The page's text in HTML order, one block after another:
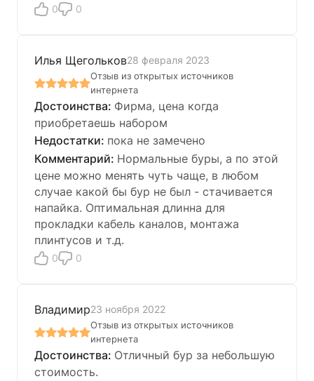
0 0
Илья Щегольков28 февраля 2023
Отзыв из открытых источников
интернета
Фирма, цена когда
приобретаешь набором
пока не замечено
Нормальные буры, а по этой
цене можно менять чуть чаще, в любом
случае какой бы бур не был - стачивается
напайка. Оптимальная длинна для
прокладки кабель каналов, монтажа
плинтусов и т.д.
0 0
Владимир23 ноября 2022
Отзыв из открытых источников
интернета
Отличный бур за небольшую
стоимость.